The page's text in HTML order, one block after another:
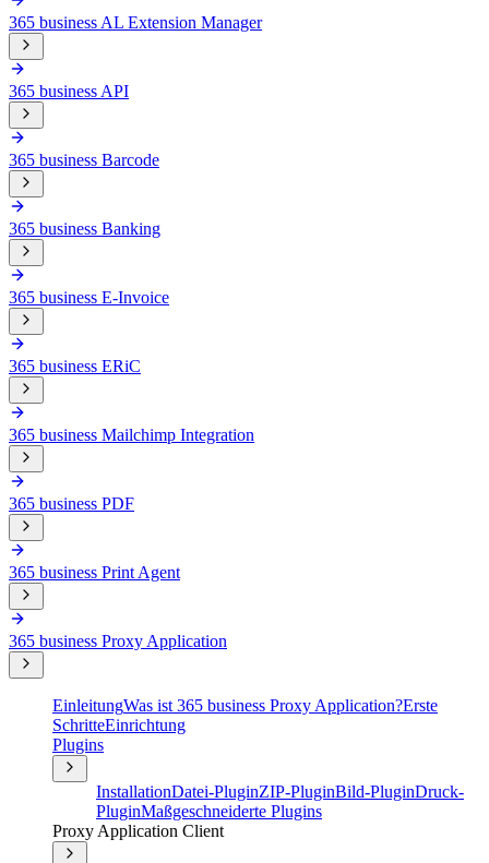
365 business AL Extension Manager
365 business API
365 business Barcode
365 business Banking
365 business E-Invoice
365 business ERiC
365 business Mailchimp Integration
365 business PDF
365 business Print Agent
365 business Proxy Application
EinleitungWas ist 365 business Proxy Application?Erste
SchritteEinrichtung
Plugins
InstallationDatei-PluginZIP-PluginBild-PluginDruck-
PluginMaßgeschneiderte Plugins
Proxy Application Client